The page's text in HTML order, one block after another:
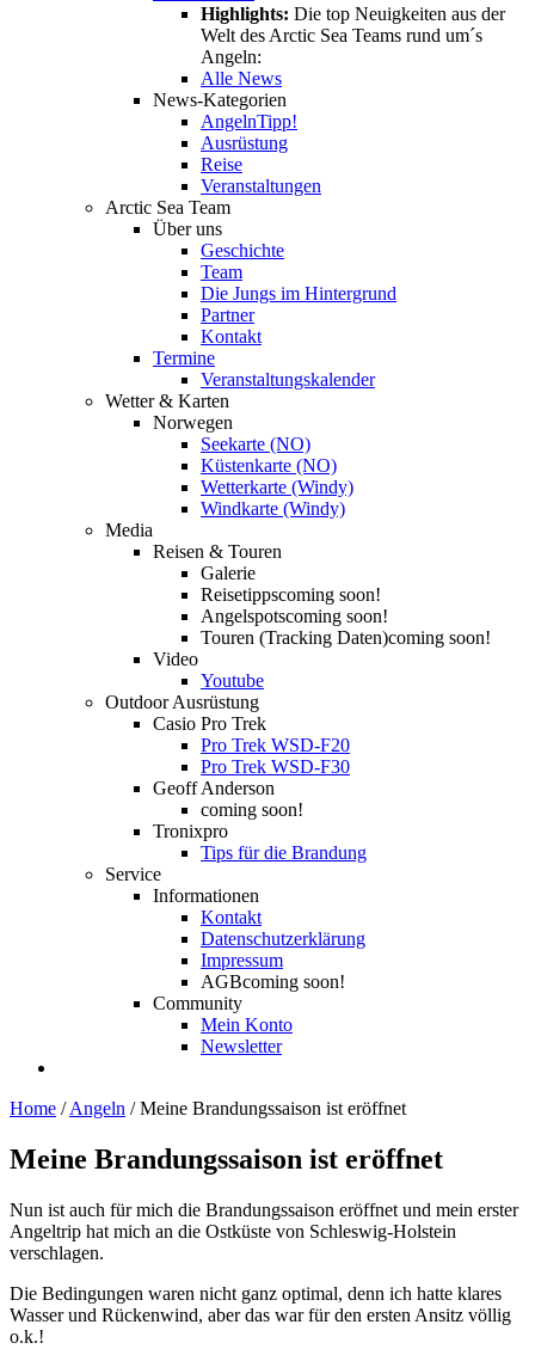
Highlights: Die top Neuigkeiten aus der
Welt des Arctic Sea Teams rund um´s
Angeln:
Alle News
News-Kategorien
AngelnTipp!
Ausrüstung
Reise
Veranstaltungen
Arctic Sea Team
Über uns
Geschichte
Team
Die Jungs im Hintergrund
Partner
Kontakt
Termine
Veranstaltungskalender
Wetter & Karten
Norwegen
Seekarte (NO)
Küstenkarte (NO)
Wetterkarte (Windy)
Windkarte (Windy)
Media
Reisen & Touren
Galerie
Reisetippscoming soon!
Angelspotscoming soon!
Touren (Tracking Daten)coming soon!
Video
Youtube
Outdoor Ausrüstung
Casio Pro Trek
Pro Trek WSD-F20
Pro Trek WSD-F30
Geoff Anderson
coming soon!
Tronixpro
Tips für die Brandung
Service
Informationen
Kontakt
Datenschutzerklärung
Impressum
AGBcoming soon!
Community
Mein Konto
Newsletter
Home /Angeln /Meine Brandungssaison ist eröffnet
Meine Brandungssaison ist eröffnet
Nun ist auch für mich die Brandungssaison eröffnet und mein erster
Angeltrip hat mich an die Ostküste von Schleswig-Holstein
verschlagen.
Die Bedingungen waren nicht ganz optimal, denn ich hatte klares
Wasser und Rückenwind, aber das war für den ersten Ansitz völlig
o.k.!